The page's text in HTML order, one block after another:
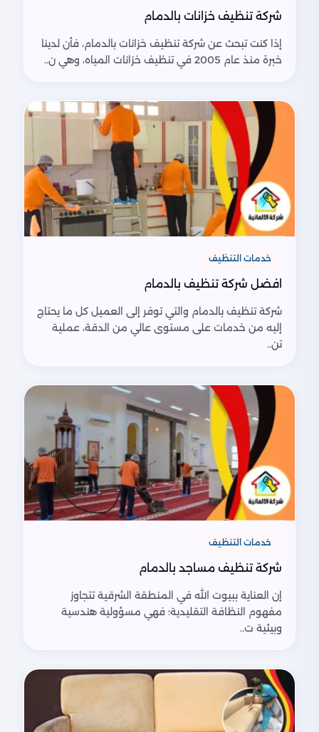
شركة تنظيف خزانات بالدمام
إذا كنت تبحث عن شركة تنظيف خزانات بالدمام، فأن لدينا
خبرة منذ عام 2005 في تنظيف خزانات المياه، وهي ن..
خدمات التنظيف
افضل شركة تنظيف بالدمام
شركة تنظيف بالدمام والتي توفر إلى العميل كل ما يحتاج
إليه من خدمات على مستوى عالي من الدقة، عملية
تن..
خدمات التنظيف
شركة تنظيف مساجد بالدمام
إن العناية ببيوت الله في المنطقة الشرقية تتجاوز
مفهوم النظافة التقليدية؛ فهي مسؤولية هندسية
وبيئية ت..